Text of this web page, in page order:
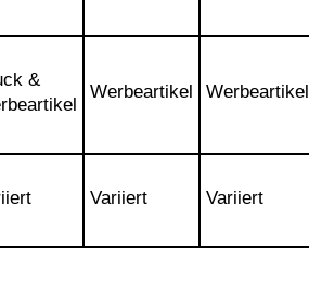
&
Werbeartikel Werbeartikel
Variiert Variiert